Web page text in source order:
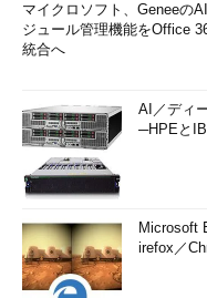
マイクロソフト、Geneeの
ジュール管理機能をOffice
統合へ
AI／ディ
─HPEと
Microsoft
irefox／